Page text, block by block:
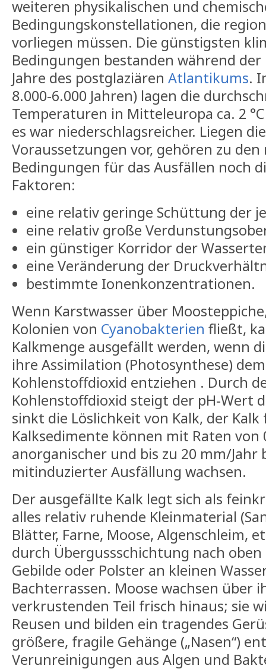
weiteren physikalischen und
Bedingungskonstellationen, die
vorliegen müssen. Die günstigsten
Bedingungen bestanden während
Jahre des postglaziären Atlantikums.
8.000-6.000 Jahren) lagen die
Temperaturen in Mitteleuropa ca. 2
es war niederschlagsreicher. Liegen
Voraussetzungen vor, gehören zu
Bedingungen für das Ausfällen noch
Faktoren:
eine relativ geringe Schüttung der
eine relativ große
ein günstiger Korridor der
eine Veränderung der
bestimmte Ionenkonzentrationen.
Wenn Karstwasser über
Kolonien von Cyanobakterien fließt,
Kalkmenge ausgefällt werden, wenn
ihre Assimilation (Photosynthese)
Kohlenstoffdioxid entziehen . Durch
Kohlenstoffdioxid steigt der pH-Wert
sinkt die Löslichkeit von Kalk, der Kalk
Kalksedimente können mit Raten von
anorganischer und bis zu 20 mm/Jahr
mitinduzierter Ausfällung wachsen.
Der ausgefällte Kalk legt sich als
alles relativ ruhende Kleinmaterial
Blätter, Farne, Moose, Algenschleim,
durch Übergussschichtung nach
Gebilde oder Polster an kleinen
Bachterrassen. Moose wachsen über
verkrustenden Teil frisch hinaus; sie
Reusen und bilden ein tragendes
größere, fragile Gehänge („Nasen“)
Verunreinigungen aus Algen und